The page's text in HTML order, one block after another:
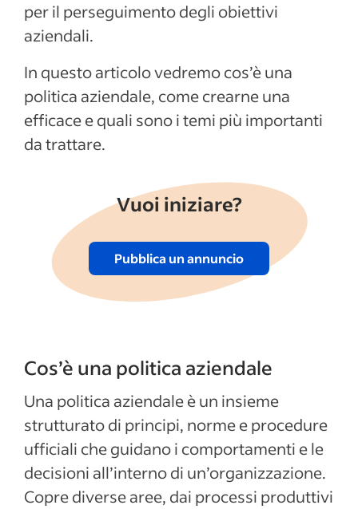
per il perseguimento degli obiettivi
aziendali.
In questo articolo vedremo cos’è una
politica aziendale, come crearne una
efficace e quali sono i temi più importanti
da trattare.
Vuoi iniziare?
Pubblica un annuncio
Cos’è una politica aziendale
Una politica aziendale è un insieme
strutturato di principi, norme e procedure
ufficiali che guidano i comportamenti e le
decisioni all’interno di un’organizzazione.
Copre diverse aree, dai processi produttivi